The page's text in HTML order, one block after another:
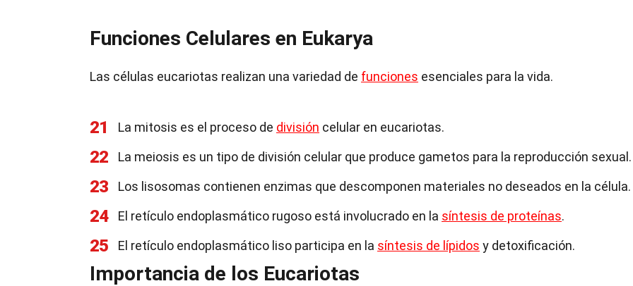
Funciones Celulares en Eukarya
Las células eucariotas realizan una variedad de funciones esenciales para la vida.
21 La mitosis es el proceso de división celular en eucariotas.
22 La meiosis es un tipo de división celular que produce gametos para la reproducción sexual.
23 Los lisosomas contienen enzimas que descomponen materiales no deseados en la célula.
24 El retículo endoplasmático rugoso está involucrado en la síntesis de proteínas.
25 El retículo endoplasmático liso participa en la síntesis de lípidos y detoxificación.
Importancia de los Eucariotas